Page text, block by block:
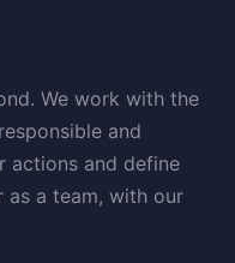
We work with the
and
actions and define
a team, with our